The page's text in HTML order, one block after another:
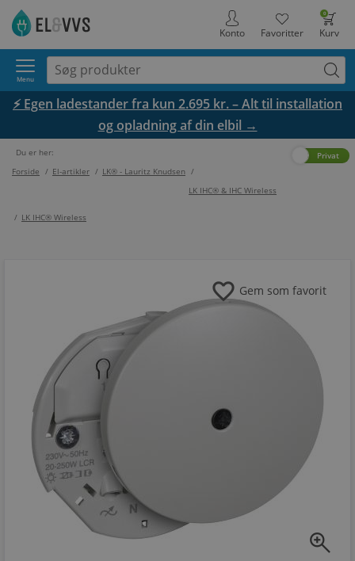
0
Kurv
Favoritter
Konto
Menu
⚡ Egen ladestander fra kun 2.695 kr. – Alt til installation
og opladning af din elbil →
Du er her:
Forside / El-artikler / LK® - Lauritz Knudsen /
LK IHC® & IHC Wireless
/ LK IHC® Wireless
Privat
zoom_in
favorite Gem som favorit